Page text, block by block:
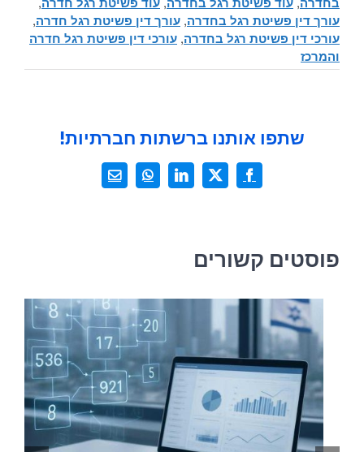
עורך דין פשיטת רגל בחדרה, עורך דין פשיטת רגל חדרה,
עורכי דין פשיטת רגל בחדרה, עורכי דין פשיטת רגל חדרה
והמרכז
שתפו אותנו ברשתות חברתיות!
Facebook
X
LinkedIn
WhatsApp
כתובת
פוסטים קשורים